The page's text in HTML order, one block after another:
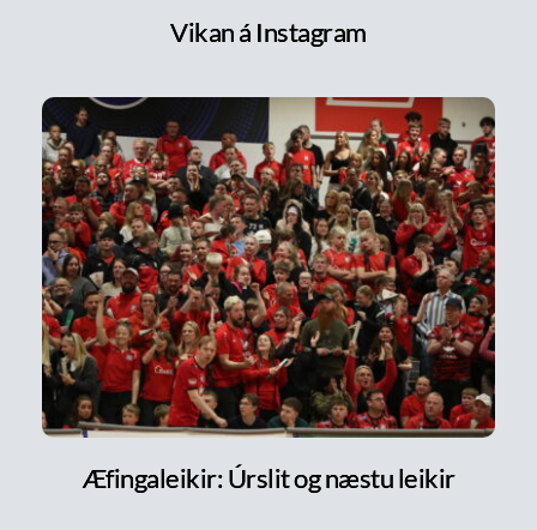
Vikan á Instagram
Æfingaleikir: Úrslit og næstu leikir